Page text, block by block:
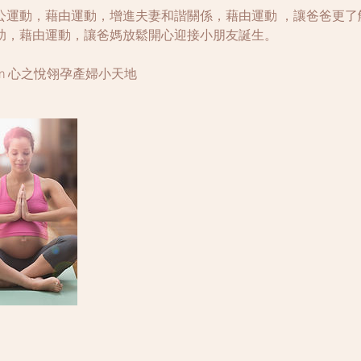
運動，藉由運動，增進夫妻和諧關係，藉由運動 ，讓爸爸更
藉由運動，讓爸媽放鬆開心迎接小朋友誕生。
心之悅翎孕產婦小天地